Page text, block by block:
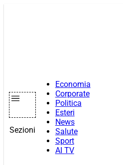
Sezioni
Economia
Corporate
Politica
Esteri
News
Salute
Sport
AI TV